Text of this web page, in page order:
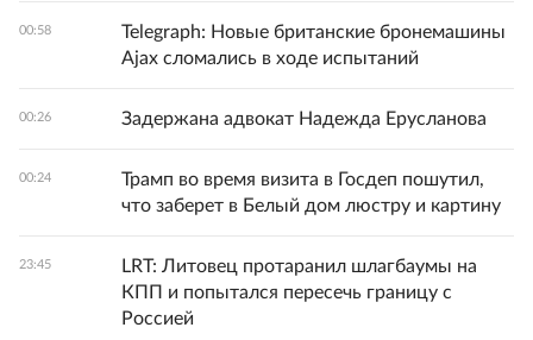
00:58
Telegraph: Новые британские бронемашины
Ajax сломались в ходе испытаний
00:26 Задержана адвокат Надежда Ерусланова
00:24
Трамп во время визита в Госдеп пошутил,
что заберет в Белый дом люстру и картину
23:45
LRT: Литовец протаранил шлагбаумы на
КПП и попытался пересечь границу с
Россией